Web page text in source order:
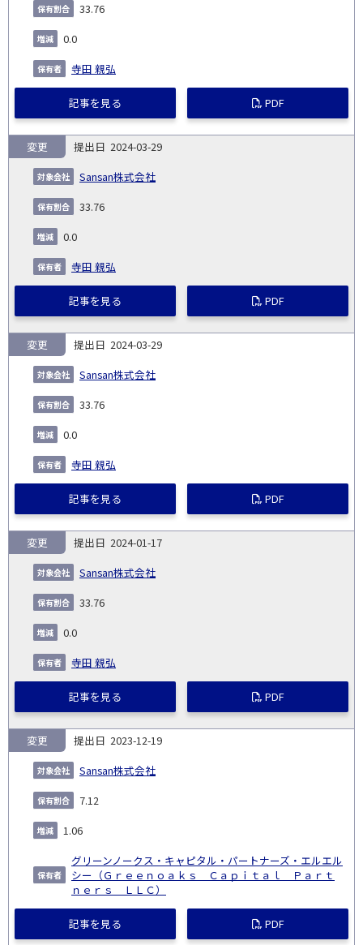
33.76
0.0
寺田 親弘
記事を見る PDF
2024-03-29
Sansan株式会社
変更
33.76
0.0
寺田 親弘
記事を見る PDF
2024-03-29
Sansan株式会社
変更
33.76
0.0
寺田 親弘
記事を見る PDF
2024-01-17
Sansan株式会社
変更
33.76
0.0
寺田 親弘
記事を見る PDF
2023-12-19
Sansan株式会社
変更
7.12
1.06
グリーンノークス・キャピタル・パートナーズ・エルエル
シー（Ｇｒｅｅｎｏａｋｓ Ｃａｐｉｔａｌ Ｐａｒｔ
ｎｅｒｓ ＬＬＣ）
記事を見る PDF